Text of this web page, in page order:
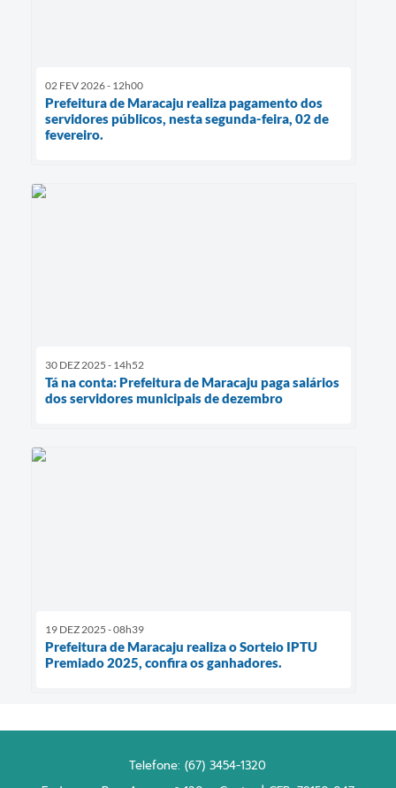
02 FEV 2026 - 12h00
Prefeitura de Maracaju realiza pagamento dos
servidores públicos, nesta segunda-feira, 02 de
fevereiro.
30 DEZ 2025 - 14h52
Tá na conta: Prefeitura de Maracaju paga salários
dos servidores municipais de dezembro
19 DEZ 2025 - 08h39
Prefeitura de Maracaju realiza o Sorteio IPTU
Premiado 2025, confira os ganhadores.
Telefone: (67) 3454-1320